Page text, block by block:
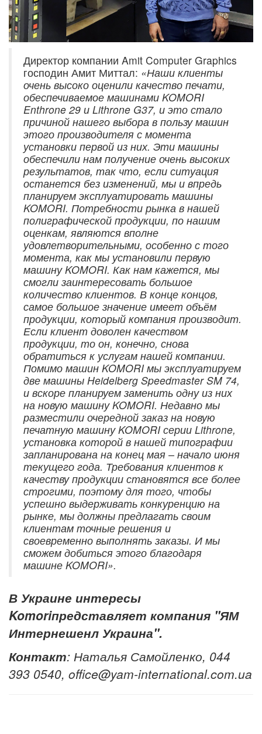
Директор компании Amit Computer Graphics
господин Амит Миттал: «Наши клиенты
очень высоко оценили качество печати,
обеспечиваемое машинами KOMORI
Enthrone 29 и Lithrone G37, и это стало
причиной нашего выбора в пользу машин
этого производителя с момента
установки первой из них. Эти машины
обеспечили нам получение очень высоких
результатов, так что, если ситуация
останется без изменений, мы и впредь
планируем эксплуатировать машины
KOMORI. Потребности рынка в нашей
полиграфической продукции, по нашим
оценкам, являются вполне
удовлетворительными, особенно с того
момента, как мы установили первую
машину KOMORI. Как нам кажется, мы
смогли заинтересовать большое
количество клиентов. В конце концов,
самое большое значение имеет объём
продукции, который компания производит.
Если клиент доволен качеством
продукции, то он, конечно, снова
обратиться к услугам нашей компании.
Помимо машин KOMORI мы эксплуатируем
две машины Heidelberg Speedmaster SM 74,
и вскоре планируем заменить одну из них
на новую машину KOMORI. Недавно мы
разместили очередной заказ на новую
печатную машину KOMORI серии Lithrone,
установка которой в нашей типографии
запланирована на конец мая – начало июня
текущего года. Требования клиентов к
качеству продукции становятся все более
строгими, поэтому для того, чтобы
успешно выдерживать конкуренцию на
рынке, мы должны предлагать своим
клиентам точные решения и
своевременно выполнять заказы. И мы
сможем добиться этого благодаря
машине KOMORI».
В Украине интересы
Komoriпредставляет компания "ЯМ
Интернешенл Украина".
Контакт: Наталья Самойленко, 044
393 0540, office@yam-international.com.ua